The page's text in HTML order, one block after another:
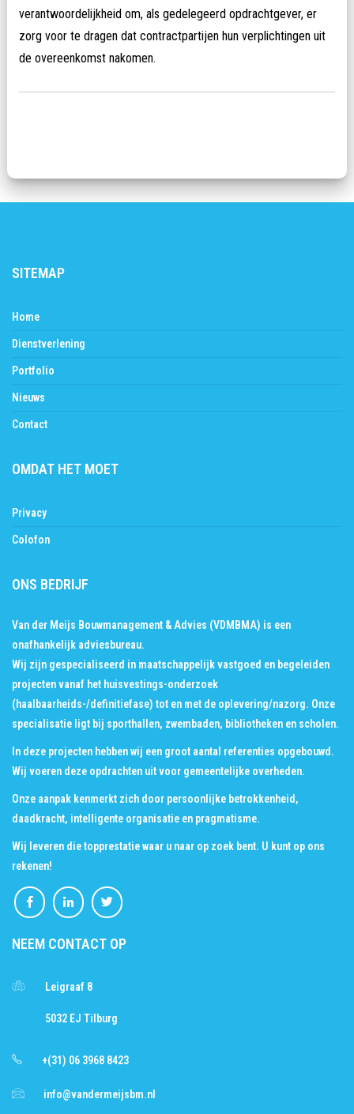
verantwoordelijkheid om, als gedelegeerd opdrachtgever, er
zorg voor te dragen dat contractpartijen hun verplichtingen uit
de overeenkomst nakomen.
SITEMAP
Home
Dienstverlening
Portfolio
Nieuws
Contact
OMDAT HET MOET
Privacy
Colofon
ONS BEDRIJF
Van der Meijs Bouwmanagement & Advies (VDMBMA) is een
onafhankelijk adviesbureau.
Wij zijn gespecialiseerd in maatschappelijk vastgoed en begeleiden
projecten vanaf het huisvestings-onderzoek
(haalbaarheids-/definitiefase) tot en met de oplevering/nazorg. Onze
specialisatie ligt bij sporthallen, zwembaden, bibliotheken en scholen.
In deze projecten hebben wij een groot aantal referenties opgebouwd.
Wij voeren deze opdrachten uit voor gemeentelijke overheden.
Onze aanpak kenmerkt zich door persoonlijke betrokkenheid,
daadkracht, intelligente organisatie en pragmatisme.
Wij leveren die topprestatie waar u naar op zoek bent. U kunt op ons
rekenen!
NEEM CONTACT OP
Leigraaf 8
5032 EJ Tilburg
+(31) 06 3968 8423
info@vandermeijsbm.nl